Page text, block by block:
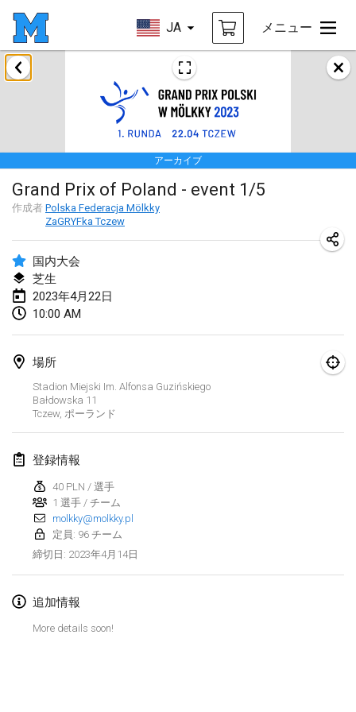
JA メニュー
アーカイブ
Grand Prix of Poland - event 1/5
作成者 Polska Federacja Mölkky
ZaGRYFka Tczew
国内大会
芝生
2023年4月22日
10:00 AM
場所
Stadion Miejski Im. Alfonsa Guzińskiego
Bałdowska 11
Tczew, ポーランド
登録情報
40 PLN / 選手
1 選手 / チーム
molkky@molkky.pl
定員: 96 チーム
締切日 : 2023年4月14日
追加情報
More details soon!
2023年1月
LE Tournoi de Noël
2023年1月14日 |フランス
Indoor Polish Championship - Halowe Mistrzostwa Polski w Mölkky
2023年1月14日|ポーランド
Tournoi Mixte ASPTTOM
2023年1月21日|フランス
Tournoi de Mölkky - Lesfous Dubâtonvaigeois
2023年1月28日
US Mölkky Winter
2023年1月29日
2023年2月
Open Grégorien
2023年2月4日
SingeliDuppeli
2023年2月4日 フィンランド
SM HalliMölkky - Finnish Championship
Indoor de la CASAS
2023年2月18日